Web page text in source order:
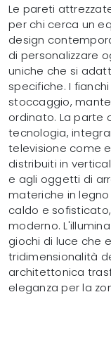
Le pareti
per chi cerca un
design
di personalizzare
uniche che si
specifiche. I
stoccaggio,
ordinato. La parte
tecnologia,
televisione come
distribuiti in
e agli oggetti di
materiche in
caldo e
moderno.
giochi di luce che
tridimensionalità
architettonica
eleganza per la